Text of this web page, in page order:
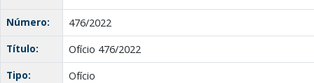
Número:
476/2022
Título:
Ofício 476/2022
Tipo:
Ofício